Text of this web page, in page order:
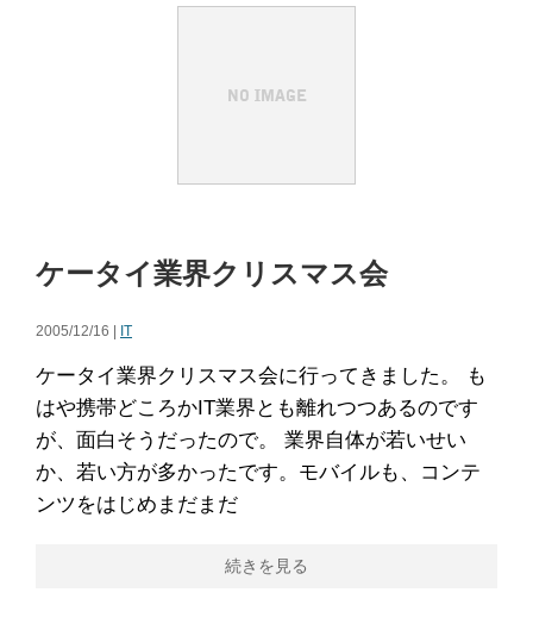
ケータイ業界クリスマス会
2005/12/16 | IT
ケータイ業界クリスマス会に行ってきました。 も
はや携帯どころかIT業界とも離れつつあるのです
が、面白そうだったので。 業界自体が若いせい
か、若い方が多かったです。モバイルも、コンテ
ンツをはじめまだまだ
続きを見る